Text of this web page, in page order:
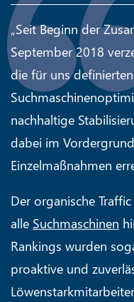
„Seit Beginn der
September 2018
die für uns
nachhaltige
dabei im
Einzelmaßnahmen
Der organische
alle Suchmaschinen
Rankings wurden
proaktive und